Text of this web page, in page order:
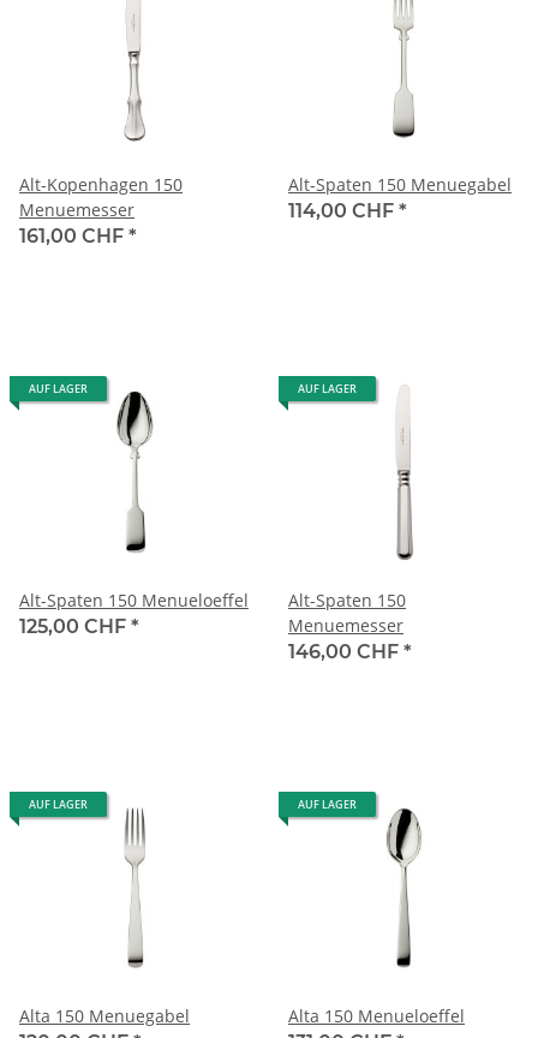
Alt-Kopenhagen 150
Menuemesser
161,00 CHF *
Alt-Spaten 150 Menuegabel
114,00 CHF *
AUF LAGER
Alt-Spaten 150 Menueloeffel
125,00 CHF *
AUF LAGER
Alt-Spaten 150
Menuemesser
146,00 CHF *
AUF LAGER
Alta 150 Menuegabel
AUF LAGER
Alta 150 Menueloeffel